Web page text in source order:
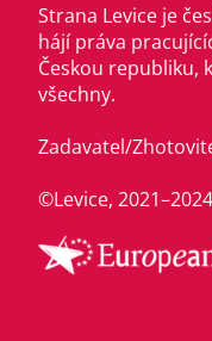
Strana Levice je
hájí práva
Českou republiku,
všechny.
Zadavatel/
©Levice, 2021–2024